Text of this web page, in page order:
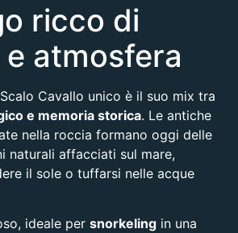
ricco di
atmosfera
Cavallo unico è il suo mix tra
e memoria storica. Le antiche
nella roccia formano oggi delle
naturali affacciati sul mare,
il sole o tuffarsi nelle acque
ideale per snorkeling in una